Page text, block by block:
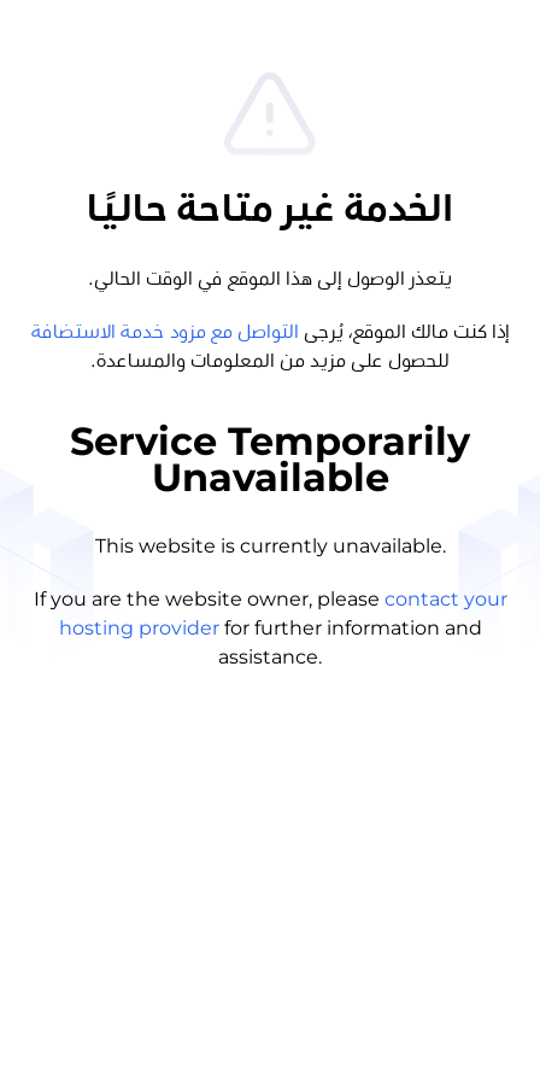
الخدمة غير متاحة حاليًا
يتعذر الوصول إلى هذا الموقع في الوقت الحالي.
إذا كنت مالك الموقع، يُرجى
التواصل مع مزود خدمة الاستضافة
للحصول على مزيد من المعلومات والمساعدة.
Service Temporarily
Unavailable
This website is currently unavailable.
If you are the website owner, please contact your
hosting provider for further information and
assistance.